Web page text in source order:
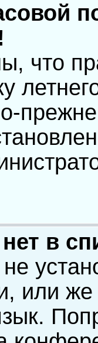
что
в
или же